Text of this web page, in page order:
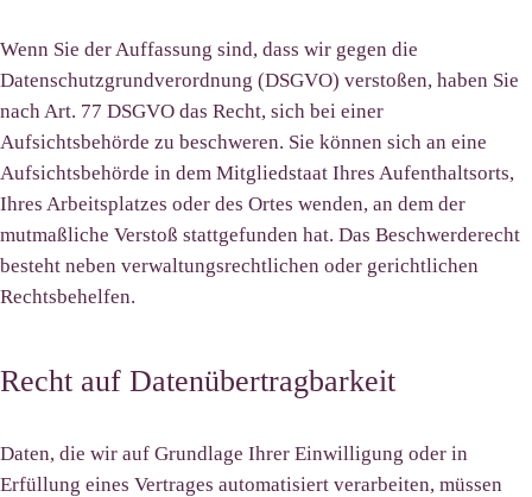
Wenn Sie der Auffassung sind, dass wir gegen die
Datenschutzgrundverordnung (DSGVO) verstoßen, haben Sie
nach Art. 77 DSGVO das Recht, sich bei einer
Aufsichtsbehörde zu beschweren. Sie können sich an eine
Aufsichtsbehörde in dem Mitgliedstaat Ihres Aufenthaltsorts,
Ihres Arbeitsplatzes oder des Ortes wenden, an dem der
mutmaßliche Verstoß stattgefunden hat. Das Beschwerderecht
besteht neben verwaltungsrechtlichen oder gerichtlichen
Rechtsbehelfen.
Recht auf Datenübertragbarkeit
Daten, die wir auf Grundlage Ihrer Einwilligung oder in
Erfüllung eines Vertrages automatisiert verarbeiten, müssen